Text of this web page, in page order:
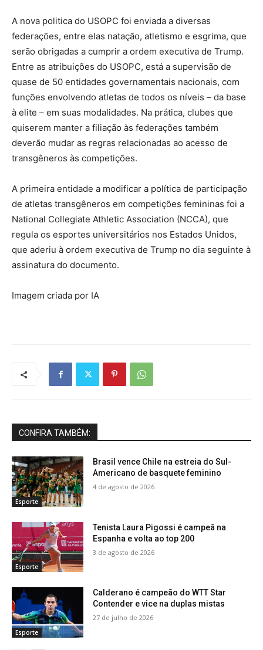
A nova politica do USOPC foi enviada a diversas
federações, entre elas natação, atletismo e esgrima, que
serão obrigadas a cumprir a ordem executiva de Trump.
Entre as atribuições do USOPC, está a supervisão de
quase de 50 entidades governamentais nacionais, com
funções envolvendo atletas de todos os níveis – da base
à elite – em suas modalidades. Na prática, clubes que
quiserem manter a filiação às federações também
deverão mudar as regras relacionadas ao acesso de
transgêneros às competições.
A primeira entidade a modificar a política de participação
de atletas transgêneros em competições femininas foi a
National Collegiate Athletic Association (NCCA), que
regula os esportes universitários nos Estados Unidos,
que aderiu à ordem executiva de Trump no dia seguinte à
assinatura do documento.
Imagem criada por IA
CONFIRA TAMBÉM:
Esporte
Brasil vence Chile na estreia do Sul-
Americano de basquete feminino
4 de agosto de 2026
Esporte
Tenista Laura Pigossi é campeã na
Espanha e volta ao top 200
3 de agosto de 2026
Esporte
Calderano é campeão do WTT Star
Contender e vice na duplas mistas
27 de julho de 2026